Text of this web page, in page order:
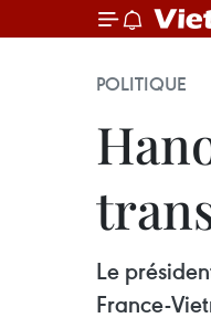
POLITIQUE
Le
France-